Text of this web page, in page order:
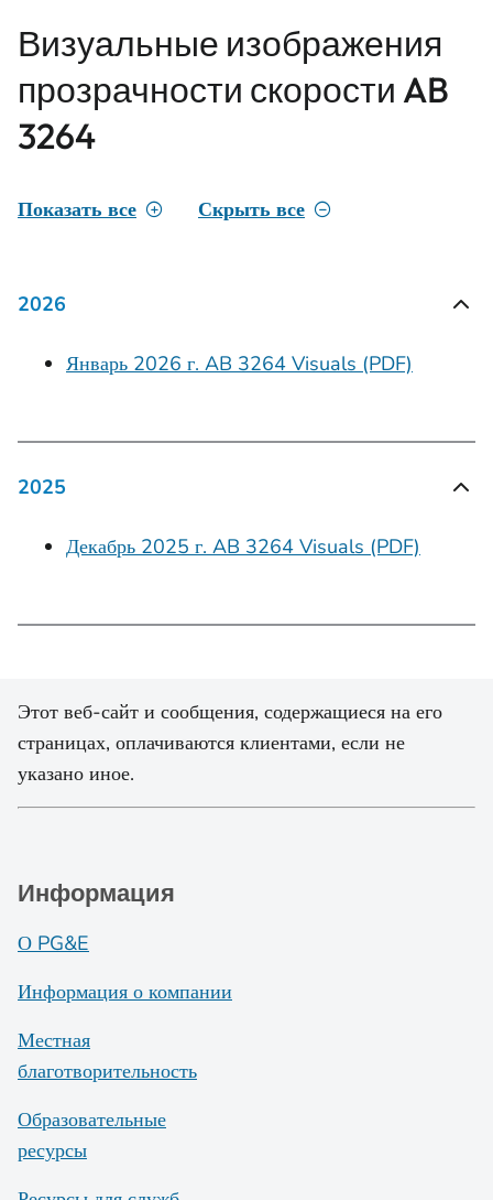
Визуальные изображения
прозрачности скорости AB
3264
Показать все Скрыть все
2026
Январь 2026 г. AB 3264 Visuals (PDF)
2025
Декабрь 2025 г. AB 3264 Visuals (PDF)
Этот веб-сайт и сообщения, содержащиеся на его
страницах, оплачиваются клиентами, если не
указано иное.
Информация
О PG&E
Информация о компании
Местная
благотворительность
Образовательные
ресурсы